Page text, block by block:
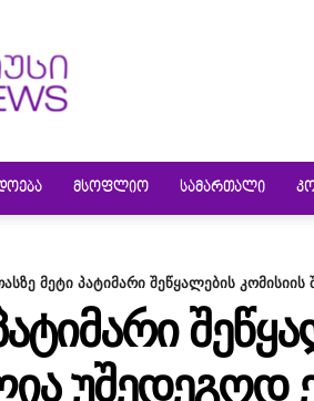
ᲛᲡᲝᲤᲚᲘᲝ ᲡᲐᲛᲐᲠᲗᲐᲚᲘ
მეტი პატიმარი შეწყალების